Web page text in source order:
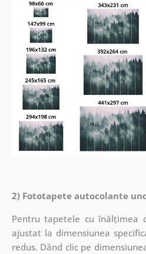
2) Fototapete autocolante
Pentru tapetele cu înălțimea
ajustat la dimensiunea
redus. Dând clic pe